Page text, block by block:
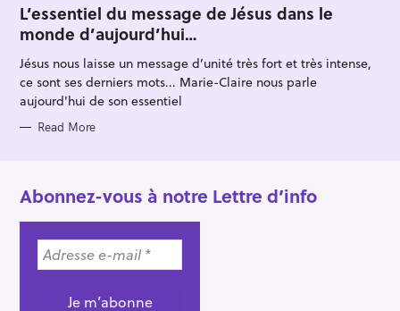
T
E
G
O
R
I
E
S
L’essentiel du message de Jésus dans le
monde d’aujourd’hui…
Jésus nous laisse un message d’unité très fort et très intense,
ce sont ses derniers mots... Marie-Claire nous parle
aujourd'hui de son essentiel
Read More
Abonnez-vous à notre Lettre d’info